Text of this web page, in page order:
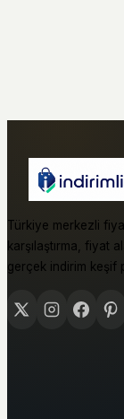
Türkiye merkezli
karşılaştırma, fiyat
gerçek indirim keşif